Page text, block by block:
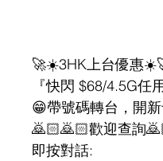
🚀☀️3HK上台優惠
『快閃 $68/4.5G任
😁帶號碼轉台，開
🙇🏻🙇🏻歡迎查詢
即按對話: